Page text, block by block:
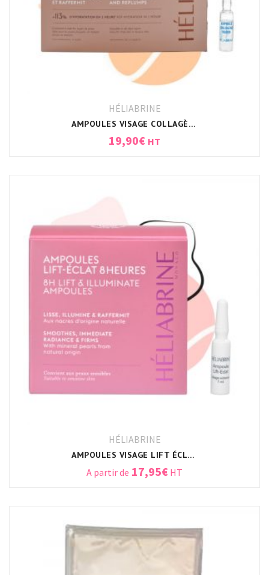
HÉLIABRINE
AMPOULES VISAGE COLLAGÈNE HELIABRINE
19,90€ HT
HÉLIABRINE
AMPOULES VISAGE LIFT ÉCLAT HELIABRINE
A partir de 17,95€ HT